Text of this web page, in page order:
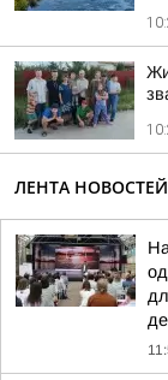
ЛЕНТА НОВОСТЕЙ